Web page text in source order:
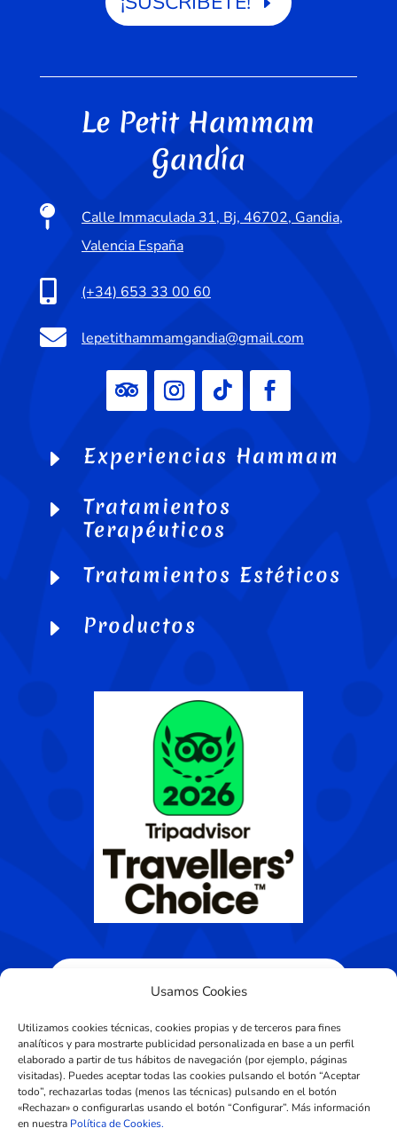
Usamos Cookies
Utilizamos cookies técnicas, cookies propias y de terceros para fines
analíticos y para mostrarte publicidad personalizada en base a un perfil
elaborado a partir de tus hábitos de navegación (por ejemplo, páginas
visitadas). Puedes aceptar todas las cookies pulsando el botón “Aceptar
todo”, rechazarlas todas (menos las técnicas) pulsando en el botón
«Rechazar» o configurarlas usando el botón “Configurar”. Más información
en nuestra Política de Cookies.
Le Petit Hammam
Gandía

Calle Immaculada 31, Bj, 46702, Gandia,
Valencia España
 (+34) 653 33 00 60
 lepetithammamgandia@gmail.com
E
Experiencias Hammam
E
Tratamientos
Terapéuticos
E
Tratamientos Estéticos
E
Productos
Diseñado porCROS Solutions